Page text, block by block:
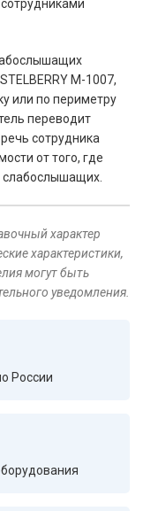
M-1007,
или по периметру
переводит
сотрудника
от того, где
слабослышащих.
характер
характеристики,
могут быть
уведомления.
России